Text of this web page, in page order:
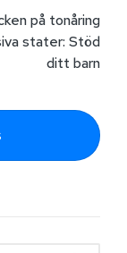
på tonåring
stater: Stöd
ditt barn